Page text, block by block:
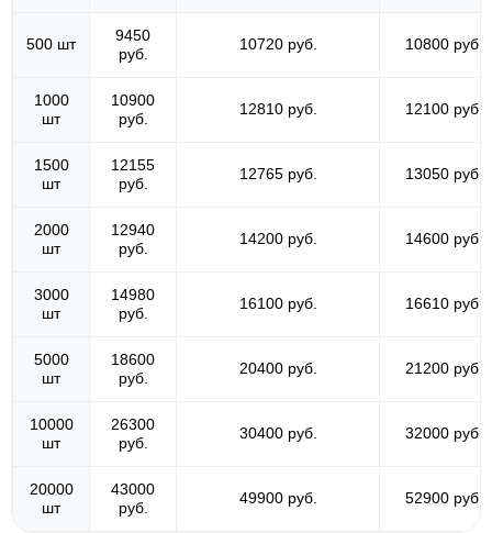
500 шт
9450
руб.
10720 руб. 10800 руб.
1000
шт
10900
руб.
12810 руб. 12100 руб.
1500
шт
12155
руб.
12765 руб. 13050 руб.
2000
шт
12940
руб.
14200 руб. 14600 руб.
3000
шт
14980
руб.
16100 руб. 16610 руб.
5000
шт
18600
руб.
20400 руб. 21200 руб.
10000
шт
26300
руб.
30400 руб. 32000 руб.
20000
шт
43000
руб.
49900 руб. 52900 руб.